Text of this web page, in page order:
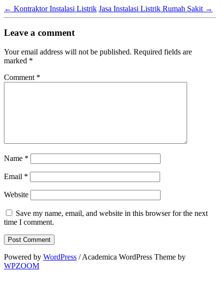
← Kontraktor Instalasi Listrik Jasa Instalasi Listrik Rumah Sakit →
Leave a comment
Your email address will not be published. Required fields are
marked *
Comment *
Name *
Email *
Website
Save my name, email, and website in this browser for the next
time I comment.
Powered by WordPress / Academica WordPress Theme by
WPZOOM